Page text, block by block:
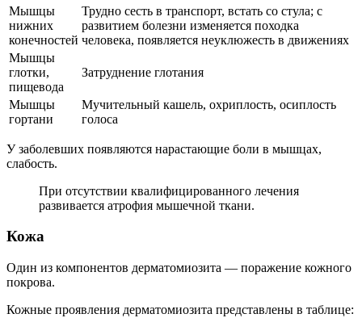
Мышцы
нижних
конечностей
Трудно сесть в транспорт, встать со стула; с
развитием болезни изменяется походка
человека, появляется неуклюжесть в движениях
Мышцы
глотки,
пищевода
Затруднение глотания
Мышцы
гортани
Мучительный кашель, охриплость, осиплость
голоса
У заболевших появляются нарастающие боли в мышцах,
слабость.
При отсутствии квалифицированного лечения
развивается атрофия мышечной ткани.
Кожа
Один из компонентов дерматомиозита — поражение кожного
покрова.
Кожные проявления дерматомиозита представлены в таблице: